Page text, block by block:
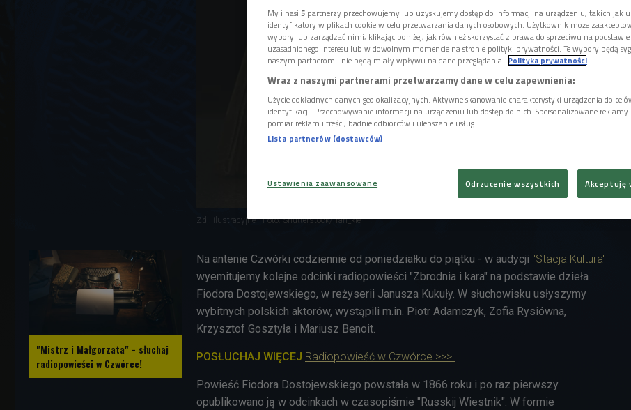
Zdj. ilustracyjne Foto: Shutterstock/fran_kie
"Mistrz i Małgorzata" - słuchaj
radiopowieści w Czwórce!
Na antenie Czwórki codziennie od poniedziałku do piątku - w audycji "Stacja Kultura"
wyemitujemy kolejne odcinki radiopowieści "Zbrodnia i kara" na podstawie dzieła
Fiodora Dostojewskiego, w reżyserii Janusza Kukuły. W słuchowisku usłyszymy
wybitnych polskich aktorów, wystąpili m.in. Piotr Adamczyk, Zofia Rysiówna,
Krzysztof Gosztyła i Mariusz Benoit.
POSŁUCHAJ WIĘCEJ Radiopowieść w Czwórce >>>
Powieść Fiodora Dostojewskiego powstała w 1866 roku i po raz pierwszy
opublikowano ją w odcinkach w czasopiśmie "Russkij Wiestnik". W formie
My i nasi 5 partnerzy przechowujemy lub uzyskujemy dostęp do informacji na urządzeniu, takich jak
identyfikatory w plikach cookie w celu przetwarzania danych osobowych. Użytkownik może
wybory lub zarządzać nimi, klikając poniżej, jak również skorzystać z prawa do sprzeciwu na
uzasadnionego interesu lub w dowolnym momencie na stronie polityki prywatności. Te wybory będą
naszym partnerom i nie będą miały wpływu na dane przeglądania. Polityka prywatności
Wraz z naszymi partnerami przetwarzamy dane w celu zapewnienia:
Użycie dokładnych danych geolokalizacyjnych. Aktywne skanowanie charakterystyki urządzenia do
identyfikacji. Przechowywanie informacji na urządzeniu lub dostęp do nich. Spersonalizowane reklamy
pomiar reklam i treści, badnie odbiorców i ulepszanie usług.
Lista partnerów (dostawców)
Ustawienia zaawansowane Odrzucenie wszystkich Akceptuję